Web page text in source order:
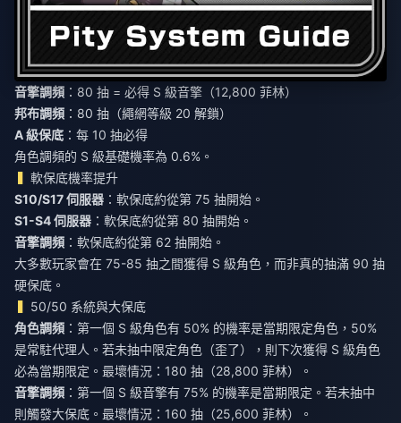
音擎調頻 ：80 抽 = 必得 S 級音擎（12,800 菲林）
邦布調頻 ：80 抽（繩網等級 20 解鎖）
A 級保底 ：每 10 抽必得
角色調頻的 S 級基礎機率為 0.6%。
軟保底機率提升
S10/S17 伺服器 ：軟保底約從第 75 抽開始。
S1-S4 伺服器 ：軟保底約從第 80 抽開始。
音擎調頻 ：軟保底約從第 62 抽開始。
大多數玩家會在 75-85 抽之間獲得 S 級角色，而非真的抽滿 90 抽
硬保底。
50/50 系統與大保底
角色調頻 ：第一個 S 級角色有 50% 的機率是當期限定角色，50%
是常駐代理人。若未抽中限定角色（歪了），則下次獲得 S 級角色
必為當期限定。最壞情況：180 抽（28,800 菲林）。
音擎調頻 ：第一個 S 級音擎有 75% 的機率是當期限定。若未抽中
則觸發大保底。最壞情況：160 抽（25,600 菲林）。